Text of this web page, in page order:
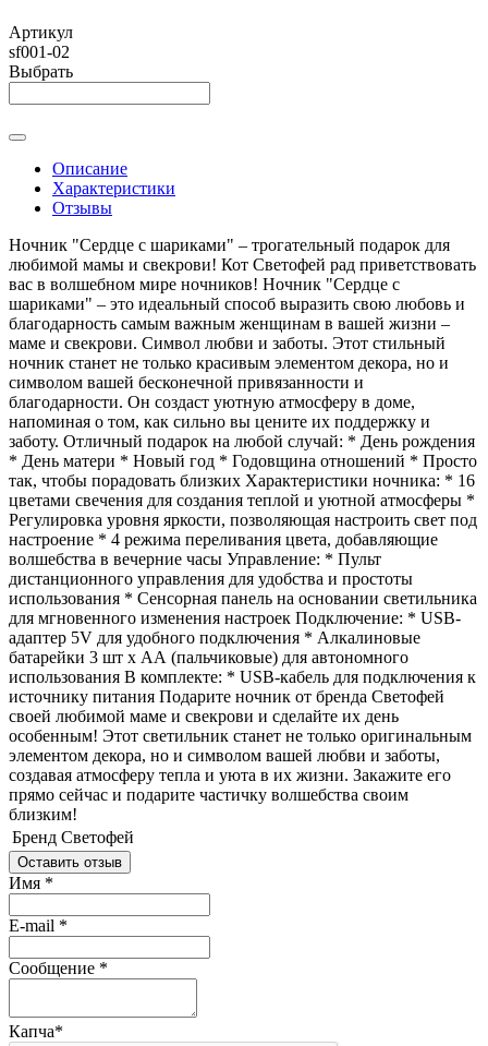
Артикул
sf001-02
Выбрать
Описание
Характеристики
Отзывы
Ночник "Сердце с шариками" – трогательный подарок для
любимой мамы и свекрови! Кот Светофей рад приветствовать
вас в волшебном мире ночников! Ночник "Сердце с
шариками" – это идеальный способ выразить свою любовь и
благодарность самым важным женщинам в вашей жизни –
маме и свекрови. Символ любви и заботы. Этот стильный
ночник станет не только красивым элементом декора, но и
символом вашей бесконечной привязанности и
благодарности. Он создаст уютную атмосферу в доме,
напоминая о том, как сильно вы цените их поддержку и
заботу. Отличный подарок на любой случай: * День рождения
* День матери * Новый год * Годовщина отношений * Просто
так, чтобы порадовать близких Характеристики ночника: * 16
цветами свечения для создания теплой и уютной атмосферы *
Регулировка уровня яркости, позволяющая настроить свет под
настроение * 4 режима переливания цвета, добавляющие
волшебства в вечерние часы Управление: * Пульт
дистанционного управления для удобства и простоты
использования * Сенсорная панель на основании светильника
для мгновенного изменения настроек Подключение: * USB-
адаптер 5V для удобного подключения * Алкалиновые
батарейки 3 шт х АА (пальчиковые) для автономного
использования В комплекте: * USB-кабель для подключения к
источнику питания Подарите ночник от бренда Светофей
своей любимой маме и свекрови и сделайте их день
особенным! Этот светильник станет не только оригинальным
элементом декора, но и символом вашей любви и заботы,
создавая атмосферу тепла и уюта в их жизни. Закажите его
прямо сейчас и подарите частичку волшебства своим
близким!
Бренд Светофей
Оставить отзыв
Имя *
E-mail *
Сообщение *
Капча*